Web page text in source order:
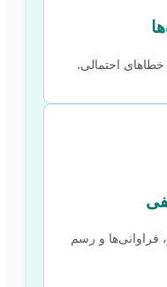
احتمالی.
فراوانی‌ها و رسم